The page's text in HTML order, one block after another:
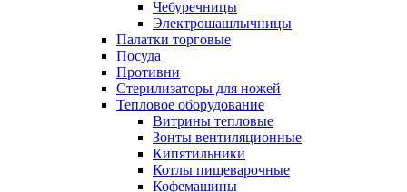
Чебуречницы
Электрошашлычницы
Палатки торговые
Посуда
Противни
Стерилизаторы для ножей
Тепловое оборудование
Витрины тепловые
Зонты вентиляционные
Кипятильники
Котлы пищеварочные
Кофемашины